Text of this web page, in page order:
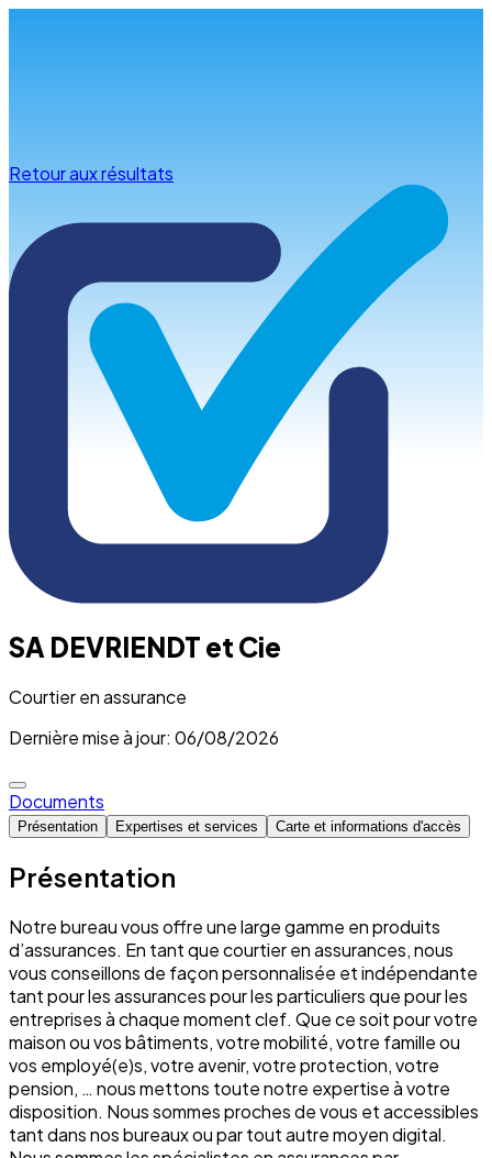
Retour aux résultats
SA DEVRIENDT et Cie
Courtier en assurance
Dernière mise à jour: 06/08/2026
Documents
Présentation Expertises et services Carte et informations d'accès
Présentation
Notre bureau vous offre une large gamme en produits
d’assurances. En tant que courtier en assurances, nous
vous conseillons de façon personnalisée et indépendante
tant pour les assurances pour les particuliers que pour les
entreprises à chaque moment clef. Que ce soit pour votre
maison ou vos bâtiments, votre mobilité, votre famille ou
vos employé(e)s, votre avenir, votre protection, votre
pension, … nous mettons toute notre expertise à votre
disposition. Nous sommes proches de vous et accessibles
tant dans nos bureaux ou par tout autre moyen digital.